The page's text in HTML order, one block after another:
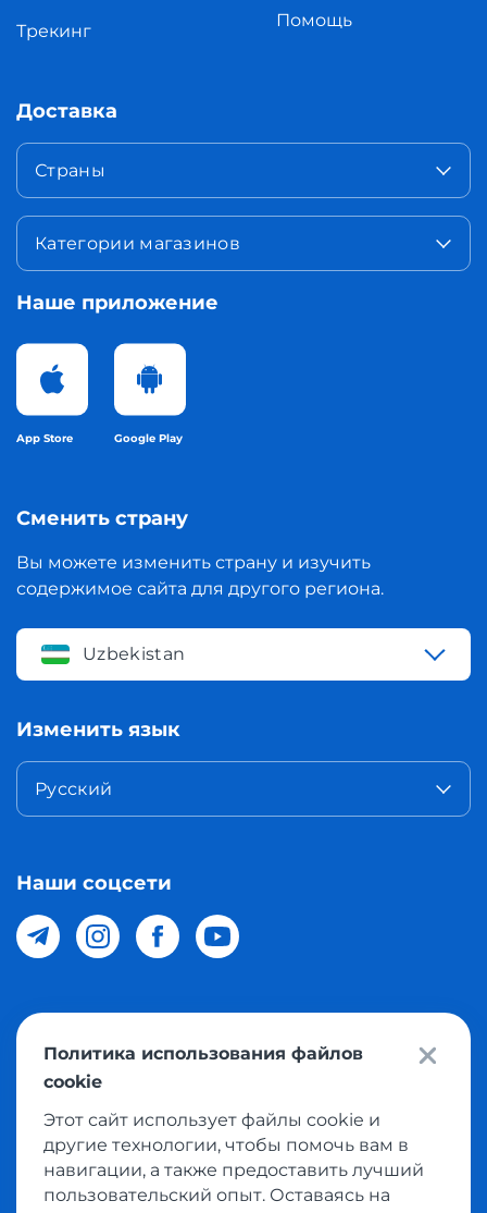
Трекинг
Помощь
Доставка
Страны
Категории магазинов
Наше приложение
App Store Google Play
Сменить страну
Вы можете изменить страну и изучить
содержимое сайта для другого региона.
Uzbekistan
Изменить язык
Русский
Наши соцсети
© 2026 Meest Shopping доставка покупок с интернет
магазинов мира в Узбекистан. Все права защищены
Политика конфиденциальности
Условия использования сервисом выкупа товаров
Политика использования файлов
cookie
Этот сайт использует файлы cookie и
другие технологии, чтобы помочь вам в
навигации, а также предоставить лучший
пользовательский опыт. Оставаясь на